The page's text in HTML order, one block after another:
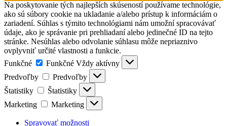
Na poskytovanie tých najlepších skúseností používame technológie,
ako sú súbory cookie na ukladanie a/alebo prístup k informáciám o
zariadení. Súhlas s týmito technológiami nám umožní spracovávať
údaje, ako je správanie pri prehliadaní alebo jedinečné ID na tejto
stránke. Nesúhlas alebo odvolanie súhlasu môže nepriaznivo
ovplyvniť určité vlastnosti a funkcie.
Funkčné
Funkčné Vždy aktívny
Predvoľby
Predvoľby
Štatistiky
Štatistiky
Marketing
Marketing
Spravovať možnosti